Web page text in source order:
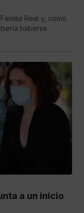
Real y, como
haberse
a un inicio